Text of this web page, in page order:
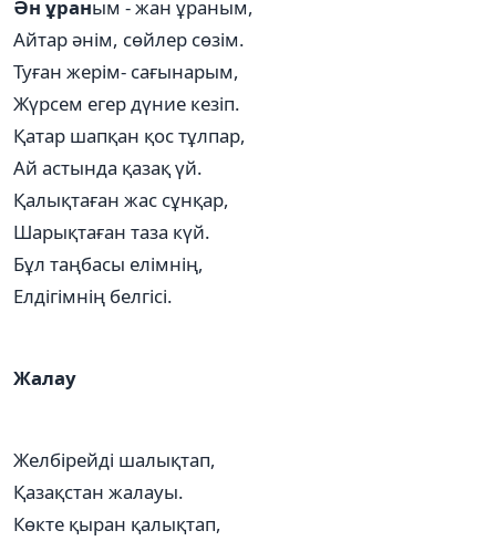
Ән ұраным - жан ұраным,
Айтар әнім, сөйлер сөзім.
Туған жерім- сағынарым,
Жүрсем егер дүние кезіп.
Қатар шапқан қос тұлпар,
Ай астында қазақ үй.
Қалықтаған жас сұнқар,
Шарықтаған таза күй.
Бұл таңбасы елімнің,
Елдігімнің белгісі.
Жалау
Желбірейді шалықтап,
Қазақстан жалауы.
Көкте қыран қалықтап,